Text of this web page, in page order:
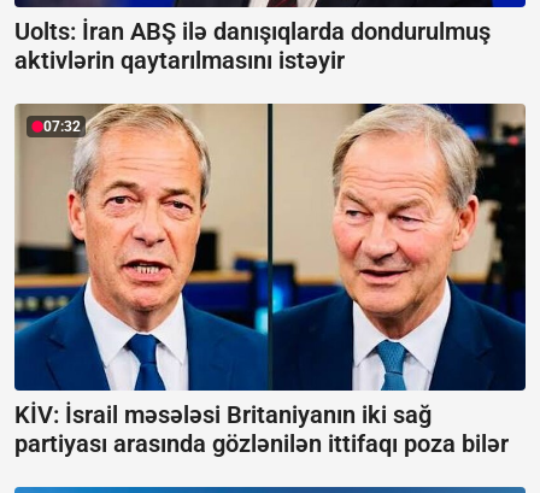
Uolts: İran ABŞ ilə danışıqlarda dondurulmuş
aktivlərin qaytarılmasını istəyir
07:32
KİV: İsrail məsələsi Britaniyanın iki sağ
partiyası arasında gözlənilən ittifaqı poza bilər